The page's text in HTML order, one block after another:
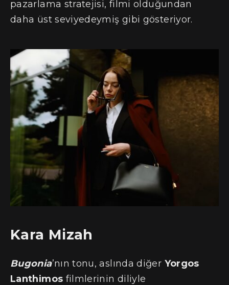
pazarlama stratejisi, filmi olduğundan
daha üst seviyedeymiş gibi gösteriyor.
Kara Mizah
Bugonia’nın tonu, aslında diğer Yorgos
Lanthimos filmlerinin diliyle